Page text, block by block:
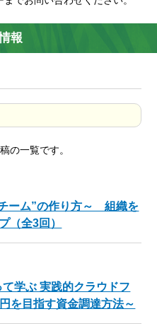
報
の一覧です。
ーム”の作り方～ 組織を
（全3回）
て学ぶ 実践的クラウドフ
を目指す資金調達方法～